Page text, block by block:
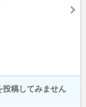
投稿してみません